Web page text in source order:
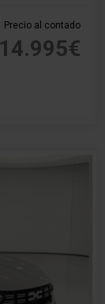
Precio al contado
14.995€